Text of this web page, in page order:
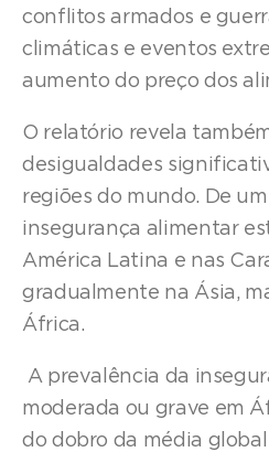
conflitos armados e
climáticas e eventos
aumento do preço dos
O relatório revela
desigualdades
regiões do mundo. De
insegurança alimentar
América Latina e nas
gradualmente na Ásia,
África.
A prevalência da
moderada ou grave em
do dobro da média